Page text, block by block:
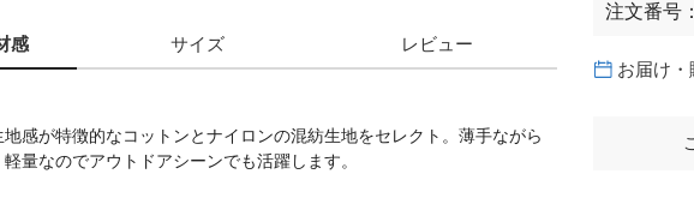
注文番号：
お届け・
感 サイズ レビュー
感が特徴的なコットンとナイロンの混紡生地をセレクト。薄手ながら
量なのでアウトドアシーンでも活躍します。